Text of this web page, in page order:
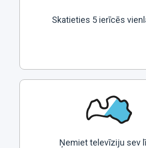
Skatieties 5 ierīcēs
Ņemiet televīziju sev